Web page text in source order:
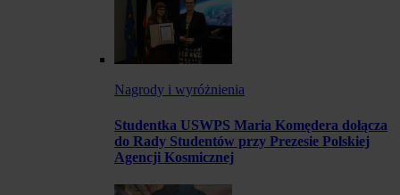
Nagrody i wyróżnienia
Studentka USWPS Maria Komędera dołącza
do Rady Studentów przy Prezesie Polskiej
Agencji Kosmicznej